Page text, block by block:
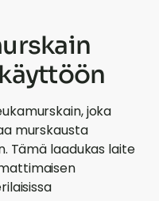
joka
murskausta
Tämä laadukas laite